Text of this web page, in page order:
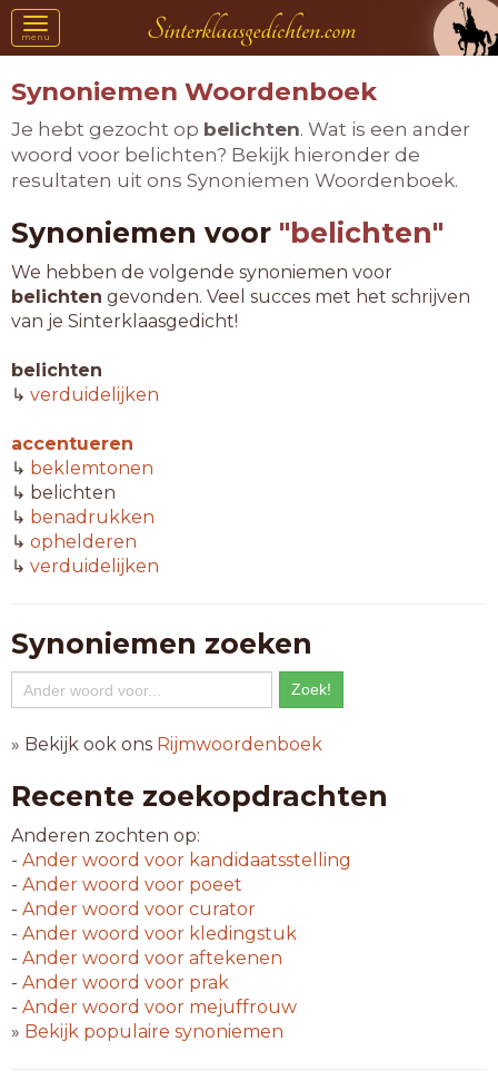
Toggle
navigation
menu
Synoniemen Woordenboek
Je hebt gezocht op belichten. Wat is een ander
woord voor belichten? Bekijk hieronder de
resultaten uit ons Synoniemen Woordenboek.
Synoniemen voor "belichten"
We hebben de volgende synoniemen voor
belichten gevonden. Veel succes met het schrijven
van je Sinterklaasgedicht!
belichten
↳ verduidelijken
accentueren
↳ beklemtonen
↳ belichten
↳ benadrukken
↳ ophelderen
↳ verduidelijken
Synoniemen zoeken
» Bekijk ook ons Rijmwoordenboek
Recente zoekopdrachten
Anderen zochten op:
- Ander woord voor kandidaatsstelling
- Ander woord voor poeet
- Ander woord voor curator
- Ander woord voor kledingstuk
- Ander woord voor aftekenen
- Ander woord voor prak
- Ander woord voor mejuffrouw
» Bekijk populaire synoniemen